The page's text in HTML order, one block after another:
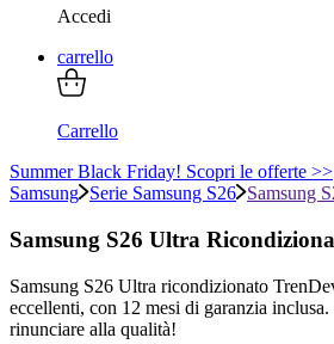
Accedi
carrello
Carrello
Summer Black Friday! Scopri le offerte >>
Samsung Serie Samsung S26 Samsung
Samsung S26 Ultra
Samsung S26 Ultra ricondizionato
eccellenti, con 12 mesi di garanzia inclusa.
rinunciare alla qualità!